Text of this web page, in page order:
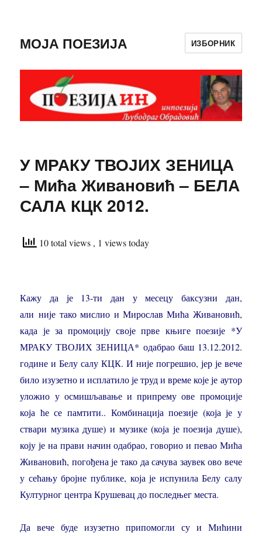
МОЈА ПОЕЗИЈА ИЗБОРНИК
У МРАКУ ТВОЈИХ ЗЕНИЦА
– Мића Живановић – БЕЛА
САЛА КЦК 2012.
10 total views , 1 views today
Кажу да је 13-ти дан у месецу баксузни дан,
али није тако мислио и Мирослав Мића Живановић,
када је за промоцију своје прве књиге поезије *У
МРАКУ ТВОЈИХ ЗЕНИЦА* одабрао баш 13.12.2012.
године и Белу салу КЦК. И није погрешио, јер је вече
било изузетно и исплатило је труд и време које је аутор
уложио у осмишљавање и припрему ове промоције
која ће се памтити.. Комбинација поезије (која је у
ствари музика душе) и музике (која је поезија душе),
коју је на прави начин одабрао, говорио и певао Мића
Живановић, погођена је тако да сачува заувек ово вече
у сећању бројне публике, која је испунила Белу салу
Културног центра Крушевац до последњег места.
Да вече буде изузетно припомогли су и Мићини